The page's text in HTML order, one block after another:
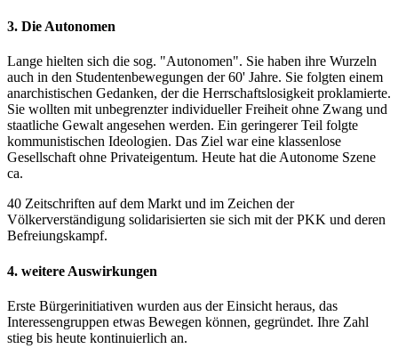
3. Die Autonomen
Lange hielten sich die sog. "Autonomen". Sie haben ihre Wurzeln
auch in den Studentenbewegungen der 60' Jahre. Sie folgten einem
anarchistischen Gedanken, der die Herrschaftslosigkeit proklamierte.
Sie wollten mit unbegrenzter individueller Freiheit ohne Zwang und
staatliche Gewalt angesehen werden. Ein geringerer Teil folgte
kommunistischen Ideologien. Das Ziel war eine klassenlose
Gesellschaft ohne Privateigentum. Heute hat die Autonome Szene
ca.
40 Zeitschriften auf dem Markt und im Zeichen der
Völkerverständigung solidarisierten sie sich mit der PKK und deren
Befreiungskampf.
4. weitere Auswirkungen
Erste Bürgerinitiativen wurden aus der Einsicht heraus, das
Interessengruppen etwas Bewegen können, gegründet. Ihre Zahl
stieg bis heute kontinuierlich an.